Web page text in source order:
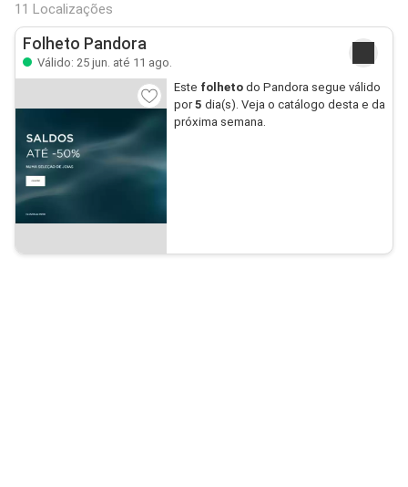
11 Localizações
Folheto Pandora
Válido: 25 jun. até 11 ago.
Este folhetodo Pandora segue válido
por5 dia(s). Veja o catálogo desta e da
próxima semana.